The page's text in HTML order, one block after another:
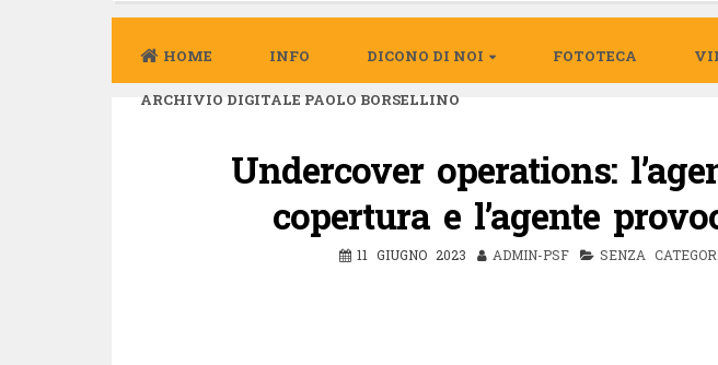
HOME INFO DICONO DI NOI FOTOTECA
ARCHIVIO DIGITALE PAOLO BORSELLINO
Undercover operations:
copertura e l’agente
11 GIUGNO 2023 ADMIN-PSF SENZA